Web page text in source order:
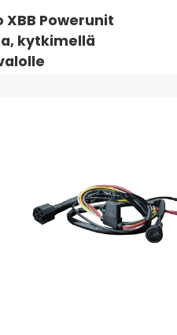
XBB Powerunit
kytkimellä